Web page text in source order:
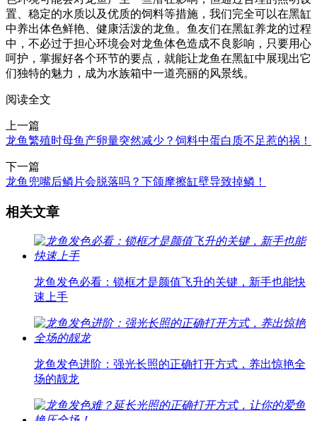
置、稳定的水质以及优质的饲料等措施，我们完全可以在黑缸
中养出体色鲜艳、健康活泼的龙鱼。鱼友们在黑缸养龙的过程
中，不必过于担心环境会对龙鱼体色造成不良影响，只要用心
呵护，掌握好各个环节的要点，就能让龙鱼在黑缸中展现出它
们独特的魅力，成为水族箱中一道亮丽的风景线。
阅读全文
上一篇
龙鱼繁殖时母鱼产卵量突然减少？饲料中蛋白质不足惹的祸！
下一篇
龙鱼兜嘴后鳞片会脱落吗？下颌摩擦缸壁导致掉鳞！
相关文章
龙鱼发色必看：锁框才是颜值飞升的关键，新手也能快
速上手
龙鱼发色进阶：强光长照的正确打开方式，养出惊艳全
场的靓龙